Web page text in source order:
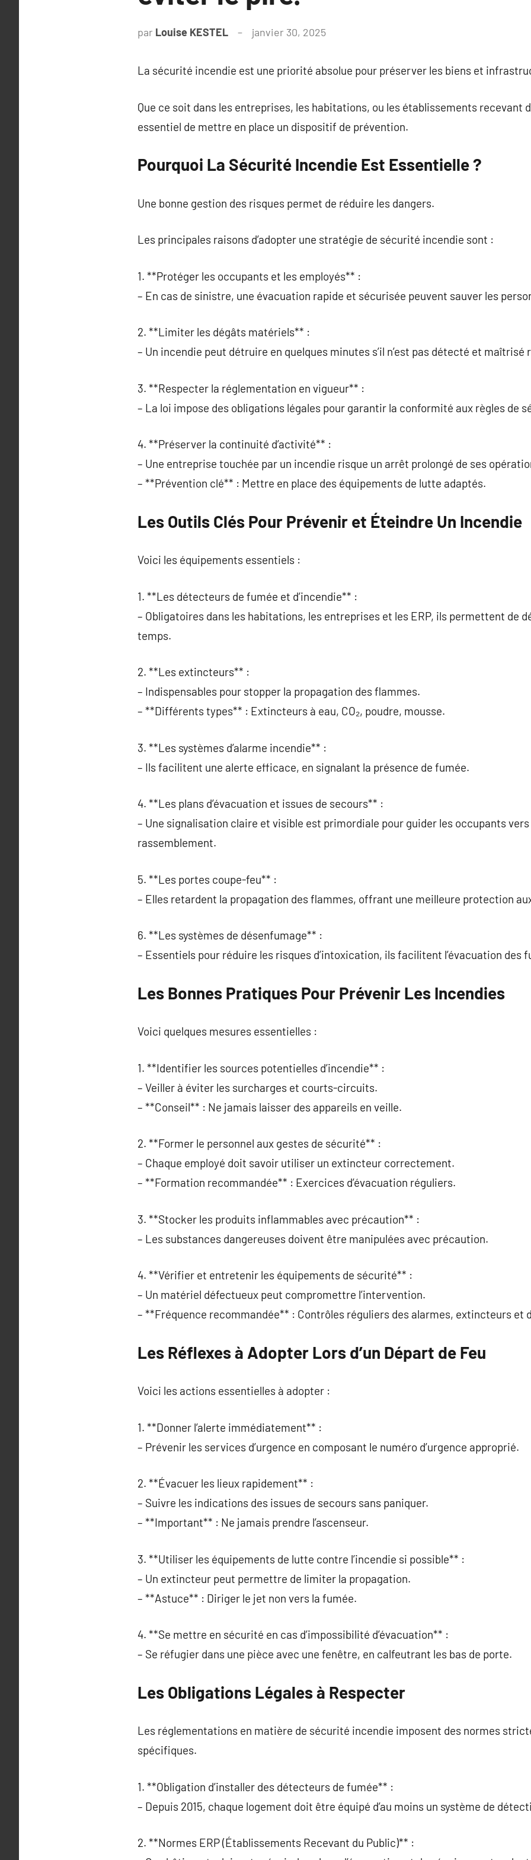
par Louise KESTEL janvier 30, 2025
La sécurité incendie est une priorité absolue pour préserver les biens et
Que ce soit dans les entreprises, les habitations, ou les établissements recevant
essentiel de mettre en place un dispositif de prévention.
Pourquoi La Sécurité Incendie Est Essentielle ?
Une bonne gestion des risques permet de réduire les dangers.
Les principales raisons d’adopter une stratégie de sécurité incendie sont :
1. **Protéger les occupants et les employés** :
– En cas de sinistre, une évacuation rapide et sécurisée peuvent sauver les
2. **Limiter les dégâts matériels** :
– Un incendie peut détruire en quelques minutes s’il n’est pas détecté et maîtrisé
3. **Respecter la réglementation en vigueur** :
– La loi impose des obligations légales pour garantir la conformité aux règles de
4. **Préserver la continuité d’activité** :
– Une entreprise touchée par un incendie risque un arrêt prolongé de ses
– **Prévention clé** : Mettre en place des équipements de lutte adaptés.
Les Outils Clés Pour Prévenir et Éteindre Un Incendie
Voici les équipements essentiels :
1. **Les détecteurs de fumée et d’incendie** :
– Obligatoires dans les habitations, les entreprises et les ERP, ils permettent de
temps.
2. **Les extincteurs** :
– Indispensables pour stopper la propagation des flammes.
– **Différents types** : Extincteurs à eau, CO₂, poudre, mousse.
3. **Les systèmes d’alarme incendie** :
– Ils facilitent une alerte efficace, en signalant la présence de fumée.
4. **Les plans d’évacuation et issues de secours** :
– Une signalisation claire et visible est primordiale pour guider les occupants vers
rassemblement.
5. **Les portes coupe-feu** :
– Elles retardent la propagation des flammes, offrant une meilleure protection
6. **Les systèmes de désenfumage** :
– Essentiels pour réduire les risques d’intoxication, ils facilitent l’évacuation des
Les Bonnes Pratiques Pour Prévenir Les Incendies
Voici quelques mesures essentielles :
1. **Identifier les sources potentielles d’incendie** :
– Veiller à éviter les surcharges et courts-circuits.
– **Conseil** : Ne jamais laisser des appareils en veille.
2. **Former le personnel aux gestes de sécurité** :
– Chaque employé doit savoir utiliser un extincteur correctement.
– **Formation recommandée** : Exercices d’évacuation réguliers.
3. **Stocker les produits inflammables avec précaution** :
– Les substances dangereuses doivent être manipulées avec précaution.
4. **Vérifier et entretenir les équipements de sécurité** :
– Un matériel défectueux peut compromettre l’intervention.
– **Fréquence recommandée** : Contrôles réguliers des alarmes, extincteurs et
Les Réflexes à Adopter Lors d’un Départ de Feu
Voici les actions essentielles à adopter :
1. **Donner l’alerte immédiatement** :
– Prévenir les services d’urgence en composant le numéro d’urgence approprié.
2. **Évacuer les lieux rapidement** :
– Suivre les indications des issues de secours sans paniquer.
– **Important** : Ne jamais prendre l’ascenseur.
3. **Utiliser les équipements de lutte contre l’incendie si possible** :
– Un extincteur peut permettre de limiter la propagation.
– **Astuce** : Diriger le jet non vers la fumée.
4. **Se mettre en sécurité en cas d’impossibilité d’évacuation** :
– Se réfugier dans une pièce avec une fenêtre, en calfeutrant les bas de porte.
Les Obligations Légales à Respecter
Les réglementations en matière de sécurité incendie imposent des normes
spécifiques.
1. **Obligation d’installer des détecteurs de fumée** :
– Depuis 2015, chaque logement doit être équipé d’au moins un système de
2. **Normes ERP (Établissements Recevant du Public)** :